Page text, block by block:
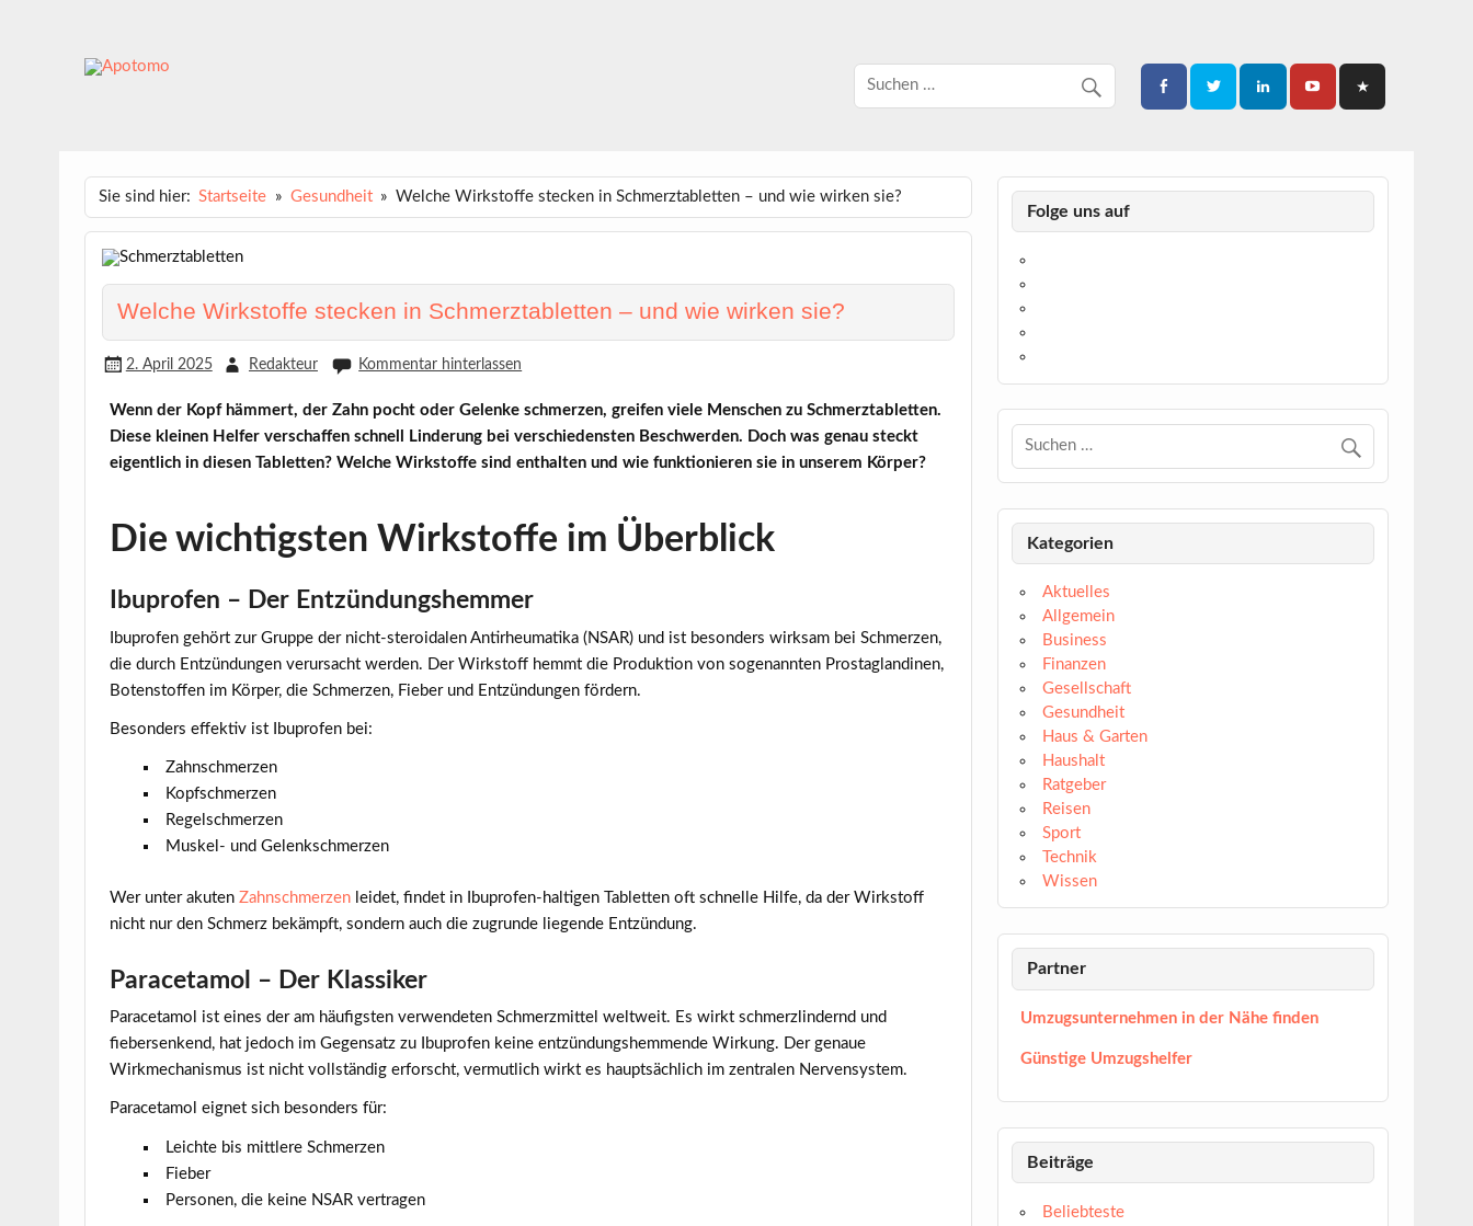
APOTOMO
Sie sind hier: Startseite Gesundheit Welche Wirkstoffe stecken in Schmerztabletten – und wie wirken sie?
Welche Wirkstoffe stecken in Schmerztabletten – und wie wirken sie?
2. April 2025 Redakteur Kommentar hinterlassen
Wenn der Kopf hämmert, der Zahn pocht oder Gelenke schmerzen, greifen viele Menschen zu Schmerztabletten.
Diese kleinen Helfer verschaffen schnell Linderung bei verschiedensten Beschwerden. Doch was genau steckt
eigentlich in diesen Tabletten? Welche Wirkstoffe sind enthalten und wie funktionieren sie in unserem Körper?
Die wichtigsten Wirkstoffe im Überblick
Ibuprofen – Der Entzündungshemmer
Ibuprofen gehört zur Gruppe der nicht-steroidalen Antirheumatika (NSAR) und ist besonders wirksam bei Schmerzen,
die durch Entzündungen verursacht werden. Der Wirkstoff hemmt die Produktion von sogenannten Prostaglandinen,
Botenstoffen im Körper, die Schmerzen, Fieber und Entzündungen fördern.
Besonders effektiv ist Ibuprofen bei:
Zahnschmerzen
Kopfschmerzen
Regelschmerzen
Muskel- und Gelenkschmerzen
Wer unter akutenZahnschmerzen leidet, findet in Ibuprofen-haltigen Tabletten oft schnelle Hilfe, da der Wirkstoff
nicht nur den Schmerz bekämpft, sondern auch die zugrunde liegende Entzündung.
Paracetamol – Der Klassiker
Paracetamol ist eines der am häufigsten verwendeten Schmerzmittel weltweit. Es wirkt schmerzlindernd und
fiebersenkend, hat jedoch im Gegensatz zu Ibuprofen keine entzündungshemmende Wirkung. Der genaue
Wirkmechanismus ist nicht vollständig erforscht, vermutlich wirkt es hauptsächlich im zentralen Nervensystem.
Paracetamol eignet sich besonders für:
Leichte bis mittlere Schmerzen
Fieber
Personen, die keine NSAR vertragen
Folge uns auf
Kategorien
Aktuelles
Allgemein
Business
Finanzen
Gesellschaft
Gesundheit
Haus & Garten
Haushalt
Ratgeber
Reisen
Sport
Technik
Wissen
Partner
Umzugsunternehmen in der Nähe finden
Günstige Umzugshelfer
Beiträge
Beliebteste